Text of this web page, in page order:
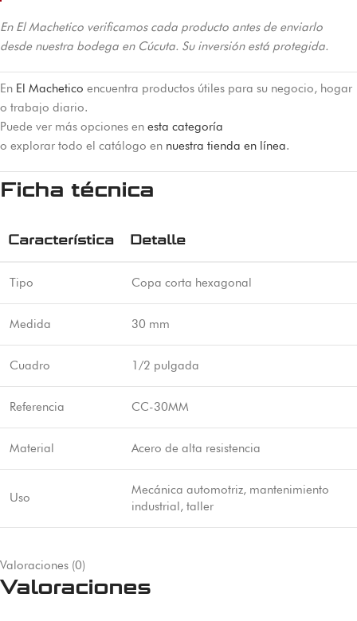
En El Machetico verificamos cada producto antes de enviarlo
desde nuestra bodega en Cúcuta. Su inversión está protegida.
En El Machetico encuentra productos útiles para su negocio, hogar
o trabajo diario.
Puede ver más opciones en esta categoría
o explorar todo el catálogo en nuestra tienda en línea.
Ficha técnica
Característica Detalle
Tipo Copa corta hexagonal
Medida 30 mm
Cuadro 1/2 pulgada
Referencia CC-30MM
Material Acero de alta resistencia
Uso
Mecánica automotriz, mantenimiento
industrial, taller
Valoraciones (0)
Valoraciones